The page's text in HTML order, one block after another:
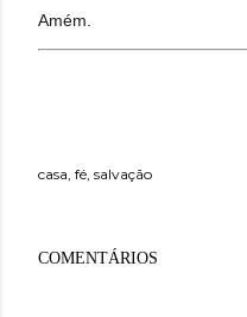
Amém.
casa fé salvação
COMENTÁRIOS